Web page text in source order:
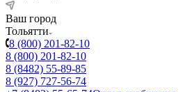
Ваш город
Тольятти
8 (800) 201-82-10
8 (800) 201-82-10
8 (8482) 55-89-85
8 (927) 727-56-74